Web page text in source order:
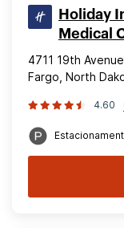
Holiday
Medical
4711 19th
Fargo, North
4.60